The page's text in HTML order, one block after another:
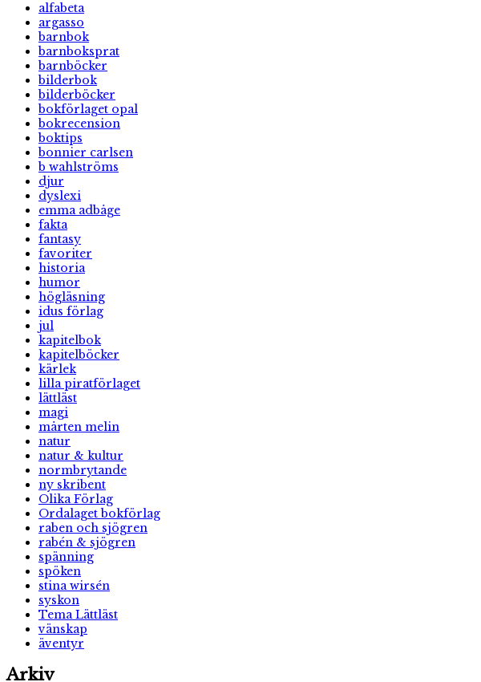
alfabeta
argasso
barnbok
barnboksprat
barnböcker
bilderbok
bilderböcker
bokförlaget opal
bokrecension
boktips
bonnier carlsen
b wahlströms
djur
dyslexi
emma adbåge
fakta
fantasy
favoriter
historia
humor
högläsning
idus förlag
jul
kapitelbok
kapitelböcker
kärlek
lilla piratförlaget
lättläst
magi
mårten melin
natur
natur & kultur
normbrytande
ny skribent
Olika Förlag
Ordalaget bokförlag
raben och sjögren
rabén & sjögren
spänning
spöken
stina wirsén
syskon
Tema Lättläst
vänskap
äventyr
Arkiv